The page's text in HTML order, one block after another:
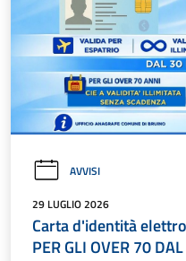
AVVISI
29 LUGLIO 2026
Carta d'identità
PER GLI OVER 70